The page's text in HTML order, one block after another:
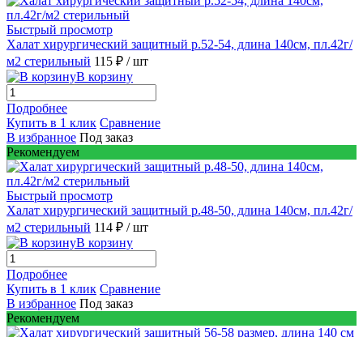
Быстрый просмотр
Халат хирургический защитный р.52-54, длина 140см, пл.42г/
м2 стерильный 115 ₽ / шт
В корзину
Подробнее
Купить в 1 клик Сравнение
В избранное Под заказ
Рекомендуем
Быстрый просмотр
Халат хирургический защитный р.48-50, длина 140см, пл.42г/
м2 стерильный 114 ₽ / шт
В корзину
Подробнее
Купить в 1 клик Сравнение
В избранное Под заказ
Рекомендуем